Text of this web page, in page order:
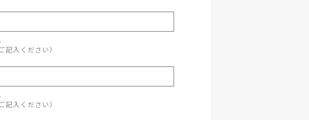
入ください）
入ください）